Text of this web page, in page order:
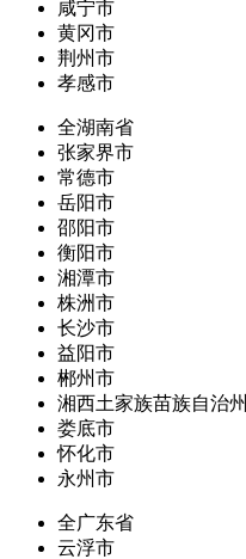
咸宁市
黄冈市
荆州市
孝感市
全湖南省
张家界市
常德市
岳阳市
邵阳市
衡阳市
湘潭市
株洲市
长沙市
益阳市
郴州市
湘西土家族苗族自治州
娄底市
怀化市
永州市
全广东省
云浮市